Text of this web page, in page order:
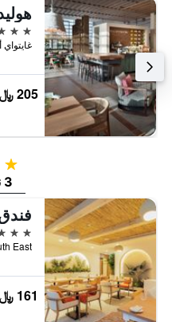
4 نجوم
205 ﷼
3 نجوم
3 نجوم
161 ﷼